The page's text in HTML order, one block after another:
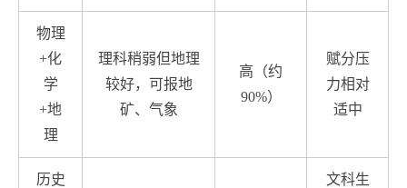
物理
+化
学
+地
理
理科稍弱但地理
较好，可报地
矿、气象
高（约
90%）
赋分压
力相对
适中
历史
文科生